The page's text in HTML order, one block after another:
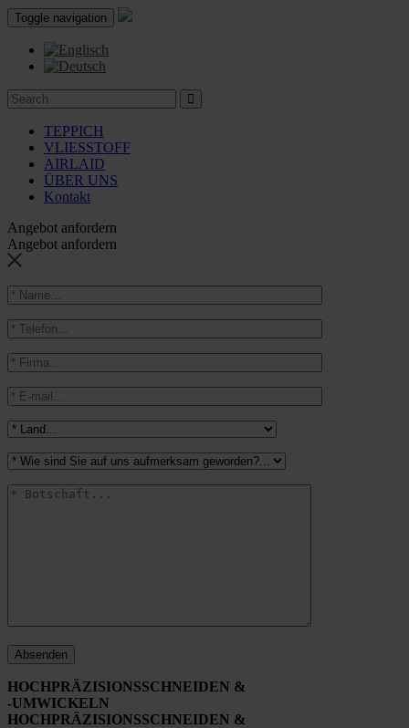
Toggle navigation
TEPPICH
VLIESSTOFF
AIRLAID
ÜBER UNS
Kontakt
Angebot anfordern
Angebot anfordern
HOCHPRÄZISIONSSCHNEIDEN &
-UMWICKELN
HOCHPRÄZISIONSSCHNEIDEN &